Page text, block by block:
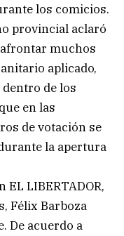
los comicios.
provincial aclaró
muchos
aplicado,
de los
en las
de votación se
la apertura
EL LIBERTADOR,
Félix Barboza
De acuerdo a